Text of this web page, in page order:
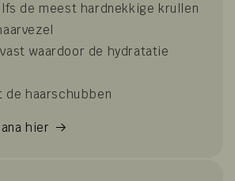
de meest hardnekkige krullen
waardoor de hydratatie
de haarschubben
hier